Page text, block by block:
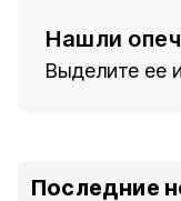
Нашли
Выделите ее
Последние